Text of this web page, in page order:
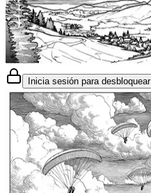
Inicia sesión para desbloquear